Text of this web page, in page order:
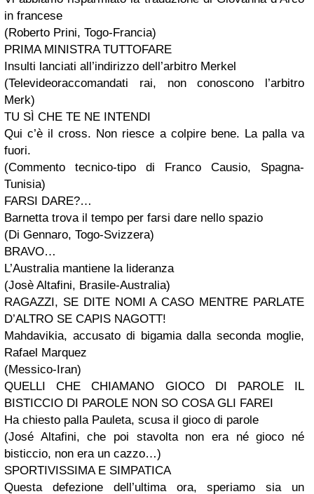
in francese
(Roberto Prini, Togo-Francia)
PRIMA MINISTRA TUTTOFARE
Insulti lanciati all’indirizzo dell’arbitro Merkel
(Televideoraccomandati rai, non conoscono l’arbitro
Merk)
TU SÌ CHE TE NE INTENDI
Qui c’è il cross. Non riesce a colpire bene. La palla va
fuori.
(Commento tecnico-tipo di Franco Causio, Spagna-
Tunisia)
FARSI DARE?…
Barnetta trova il tempo per farsi dare nello spazio
(Di Gennaro, Togo-Svizzera)
BRAVO…
L’Australia mantiene la lideranza
(Josè Altafini, Brasile-Australia)
RAGAZZI, SE DITE NOMI A CASO MENTRE PARLATE
D’ALTRO SE CAPIS NAGOTT!
Mahdavikia, accusato di bigamia dalla seconda moglie,
Rafael Marquez
(Messico-Iran)
QUELLI CHE CHIAMANO GIOCO DI PAROLE IL
BISTICCIO DI PAROLE NON SO COSA GLI FAREI
Ha chiesto palla Pauleta, scusa il gioco di parole
(José Altafini, che poi stavolta non era né gioco né
bisticcio, non era un cazzo…)
SPORTIVISSIMA E SIMPATICA
Questa defezione dell’ultima ora, speriamo sia un